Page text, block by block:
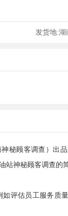
发货地:湖
秘顾客调查）出
站神秘顾客调查的
评估员工服务质